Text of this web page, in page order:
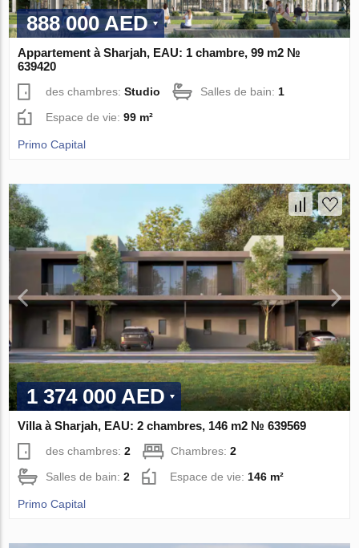
888 000 AED
Appartement à Sharjah, EAU: 1 chambre, 99 m2 №
639420
des chambres:Studio Salles de bain: 1
Espace de vie:99 m²
Primo Capital
1 374 000 AED
Villa à Sharjah, EAU: 2 chambres, 146 m2 № 639569
des chambres:2 Chambres:2
Salles de bain:2 Espace de vie:146 m²
Primo Capital